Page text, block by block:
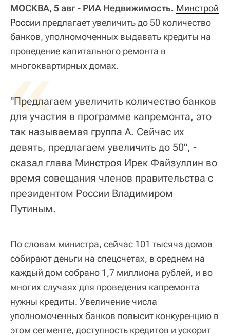
МОСКВА, 5 авг - РИА Недвижимость. Минстрой
России предлагает увеличить до 50 количество
банков, уполномоченных выдавать кредиты на
проведение капитального ремонта в
многоквартирных домах.
«
"Предлагаем увеличить количество банков
для участия в программе капремонта, это
так называемая группа А. Сейчас их
девять, предлагаем увеличить до 50", -
сказал глава Минстроя Ирек Файзуллин во
время совещания членов правительства с
президентом России Владимиром
Путиным.
По словам министра, сейчас 101 тысяча домов
собирают деньги на спецсчетах, в среднем на
каждый дом собрано 1,7 миллиона рублей, и во
многих случаях для проведения капремонта
нужны кредиты. Увеличение числа
уполномоченных банков повысит конкуренцию в
этом сегменте, доступность кредитов и ускорит